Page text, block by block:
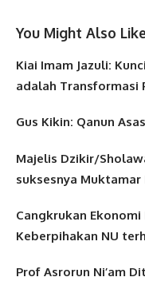
You Might Also
Kiai Imam Jazuli:
adalah Transformasi
Gus Kikin: Qanun
Majelis Dzikir/
suksesnya Muktamar
Cangkrukan Ekonomi
Keberpihakan NU
Prof Asrorun Ni’am